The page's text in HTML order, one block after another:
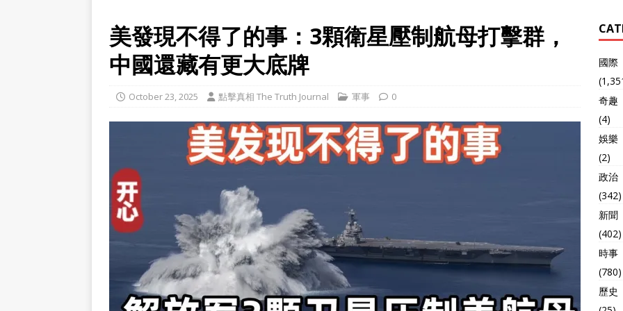
美發現不得了的事：3顆衛星壓制航母打擊群，
中國還藏有更大底牌
October 23, 2025 點擊真相 The Truth Journal 軍事 0
國際
奇趣
(4)
娛樂
(2)
政治
(342)
新聞
(402)
時事
(780)
歷史